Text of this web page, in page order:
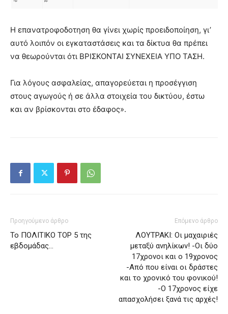
Η επανατροφοδοτηση θα γίνει χωρίς προειδοποίηση, γι’
αυτό λοιπόν οι εγκαταστάσεις και τα δίκτυα θα πρέπει
να θεωρούνται ότι ΒΡΙΣΚΟΝΤΑΙ ΣΥΝΕΧΕΙΑ ΥΠΟ ΤΑΣΗ.
Για λόγους ασφαλείας, απαγορεύεται η προσέγγιση
στους αγωγούς ή σε άλλα στοιχεία του δικτύου, έστω
και αν βρίσκονται στο έδαφος».
Προηγούμενο άρθρο
Το ΠΟΛΙΤΙΚΟ ΤΟΡ 5 της
εβδομάδας…
Επόμενο άρθρο
ΛΟΥΤΡΑΚΙ: Οι μαχαιριές
μεταξύ ανηλίκων! -Οι δύο
17χρονοι και ο 19χρονος
-Από που είναι οι δράστες
και το χρονικό του φονικού!
-Ο 17χρονος είχε
απασχολήσει ξανά τις αρχές!